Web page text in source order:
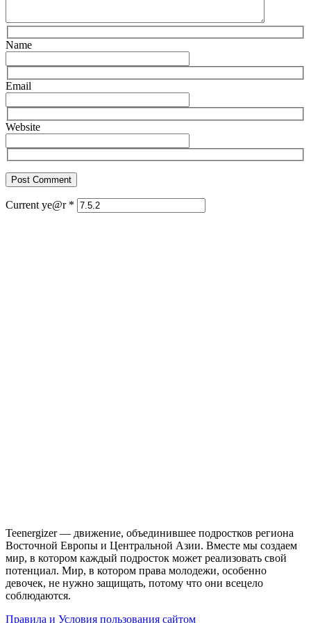
Name
Email
Website
Current ye@r *
Teenergizer — движение, объединившее подростков региона
Восточной Европы и Центральной Азии. Вместе мы создаем
мир, в котором каждый подросток может реализовать свой
потенциал. Мир, в котором права молодежи, особенно
девочек, не нужно защищать, потому что они всецело
соблюдаются.
Правила и Условия пользования сайтом